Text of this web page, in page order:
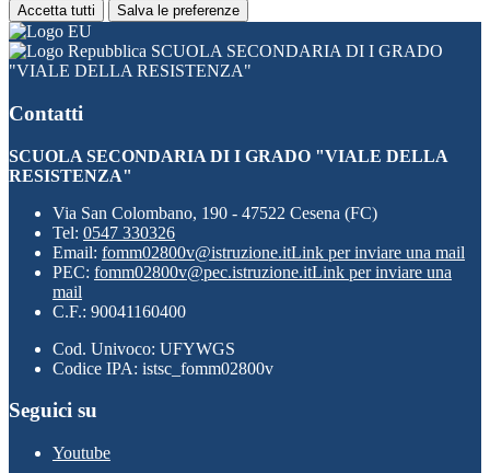
Accetta tutti Salva le preferenze
SCUOLA SECONDARIA DI I GRADO
"VIALE DELLA RESISTENZA"
Contatti
SCUOLA SECONDARIA DI I GRADO "VIALE DELLA
RESISTENZA"
Via San Colombano, 190 - 47522 Cesena (FC)
Tel: 0547 330326
Email: fomm02800v@istruzione.itLink per inviare una mail
PEC: fomm02800v@pec.istruzione.itLink per inviare una
mail
C.F.: 90041160400
Cod. Univoco: UFYWGS
Codice IPA: istsc_fomm02800v
Seguici su
Youtube